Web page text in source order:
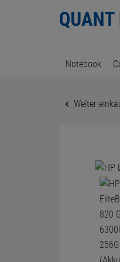
Notebook
Weiter